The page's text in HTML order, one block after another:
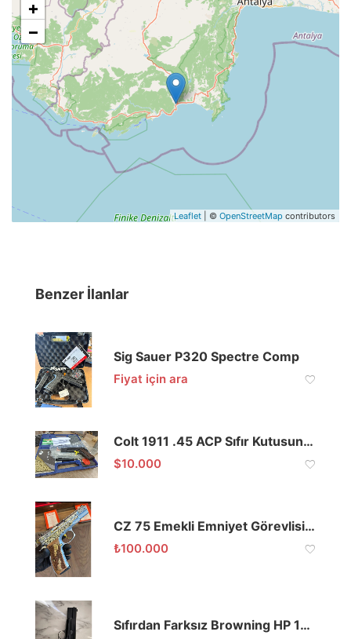
+
−
Leaflet | © OpenStreetMap contributors
Benzer İlanlar
Sig Sauer P320 Spectre Comp
Fiyat için ara
Colt 1911 .45 ACP Sıfır Kutusunda
$10.000
CZ 75 Emekli Emniyet Görevlisinden 1995 Model
₺100.000
Sıfırdan Farksız Browning HP 14’lü